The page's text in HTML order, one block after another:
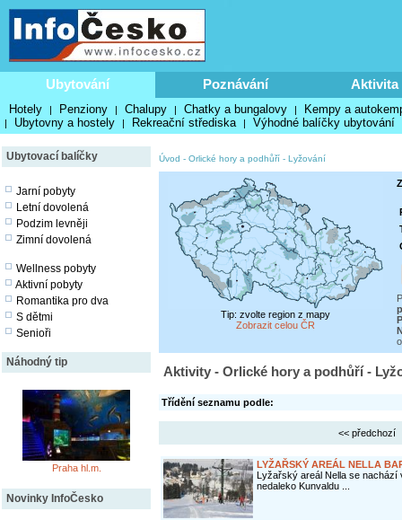
Ubytování Poznávání Aktivita
Hotely | Penziony | Chalupy | Chatky a bungalovy | Kempy a
| Ubytovny a hostely | Rekreační střediska | Výhodné balíčky ubytování
Ubytovací balíčky
Jarní pobyty
Letní dovolená
Podzim levněji
Zimní dovolená
Wellness pobyty
Aktivní pobyty
Romantika pro dva
S dětmi
Senioři
Náhodný tip
Praha hl.m.
Novinky InfoČesko
Úvod - Orlické hory a podhůří - Lyžování
Tip: zvolte region z mapy
Zobrazit celou ČR
Aktivity - Orlické hory a podhůří -
Třídění seznamu podle:
<< předchozí
LYŽAŘSKÝ AREÁL NELLA
Lyžařský areál Nella se
nedaleko Kunvaldu ...